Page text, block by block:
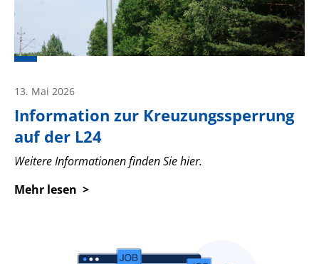
Information zur Kreuzungssperrung
auf der L24
13. Mai 2026
Weitere Informationen finden Sie hier.
Mehr lesen